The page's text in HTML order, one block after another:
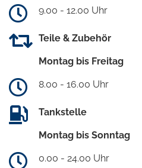
9.00 - 12.00 Uhr
Teile & Zubehör
Montag bis Freitag
8.00 - 16.00 Uhr
Tankstelle
Montag bis Sonntag
0.00 - 24.00 Uhr